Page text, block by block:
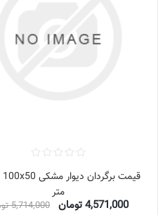
متر
4,571,000 تومان 5,714,000 تومان